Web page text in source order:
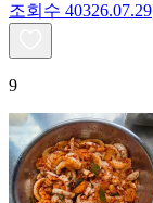
조회수 40326.07.29
9